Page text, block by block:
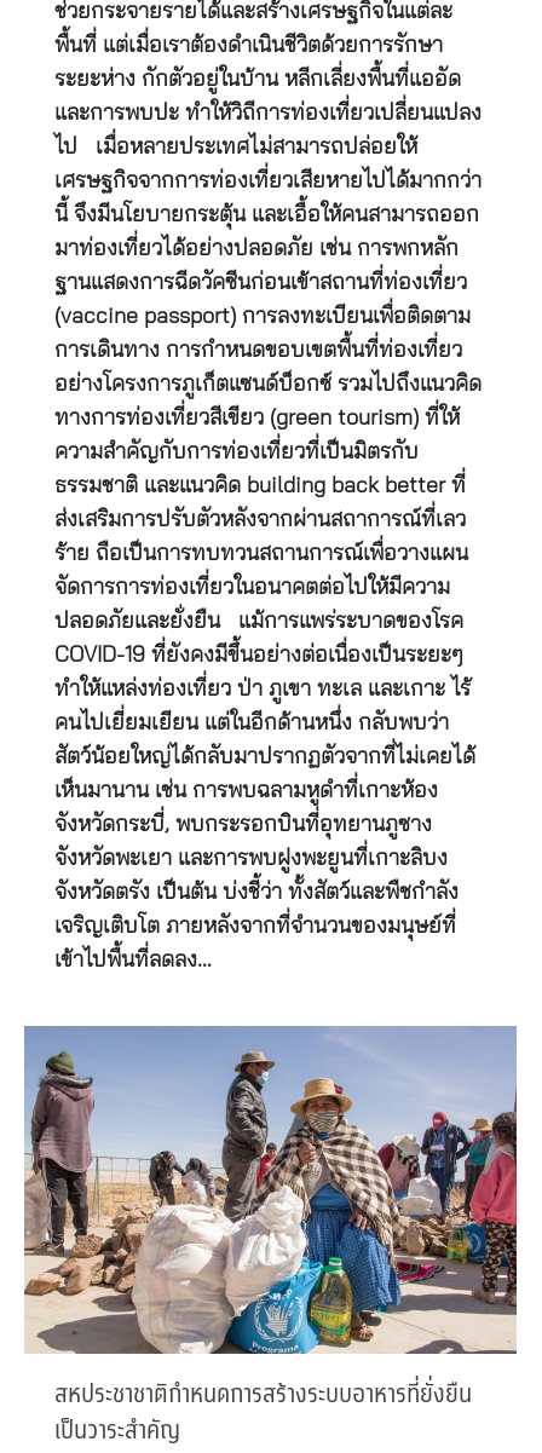
ช่วยกระจายรายได้และสร้างเศรษฐกิจในแต่ละ
พื้นที่ แต่เมื่อเราต้องดำเนินชีวิตด้วยการรักษา
ระยะห่าง กักตัวอยู่ในบ้าน หลีกเลี่ยงพื้นที่แออัด
และการพบปะ ทำให้วิถีการท่องเที่ยวเปลี่ยนแปลง
ไป เมื่อหลายประเทศไม่สามารถปล่อยให้
เศรษฐกิจจากการท่องเที่ยวเสียหายไปได้มากกว่า
นี้ จึงมีนโยบายกระตุ้น และเอื้อให้คนสามารถออก
มาท่องเที่ยวได้อย่างปลอดภัย เช่น การพกหลัก
ฐานแสดงการฉีดวัคซีนก่อนเข้าสถานที่ท่องเที่ยว
(vaccine passport) การลงทะเบียนเพื่อติดตาม
การเดินทาง การกำหนดขอบเขตพื้นที่ท่องเที่ยว
อย่างโครงการภูเก็ตแซนด์บ็อกซ์ รวมไปถึงแนวคิด
ทางการท่องเที่ยวสีเขียว (green tourism) ที่ให้
ความสำคัญกับการท่องเที่ยวที่เป็นมิตรกับ
ธรรมชาติ และแนวคิด building back better ที่
ส่งเสริมการปรับตัวหลังจากผ่านสถาการณ์ที่เลว
ร้าย ถือเป็นการทบทวนสถานการณ์เพื่อวางแผน
จัดการการท่องเที่ยวในอนาคตต่อไปให้มีความ
ปลอดภัยและยั่งยืน แม้การแพร่ระบาดของโรค
COVID-19 ที่ยังคงมีขึ้นอย่างต่อเนื่องเป็นระยะๆ
ทำให้แหล่งท่องเที่ยว ป่า ภูเขา ทะเล และเกาะ ไร้
คนไปเยี่ยมเยียน แต่ในอีกด้านหนึ่ง กลับพบว่า
สัตว์น้อยใหญ่ได้กลับมาปรากฏตัวจากที่ไม่เคยได้
เห็นมานาน เช่น การพบฉลามหูดำที่เกาะห้อง
จังหวัดกระบี่, พบกระรอกบินที่อุทยานภูซาง
จังหวัดพะเยา และการพบฝูงพะยูนที่เกาะลิบง
จังหวัดตรัง เป็นต้น บ่งชี้ว่า ทั้งสัตว์และพืชกำลัง
เจริญเติบโต ภายหลังจากที่จำนวนของมนุษย์ที่
เข้าไปพื้นที่ลดลง…
สหประชาชาติกำหนดการสร้างระบบอาหารที่ยั่งยืน
เป็นวาระสำคัญ